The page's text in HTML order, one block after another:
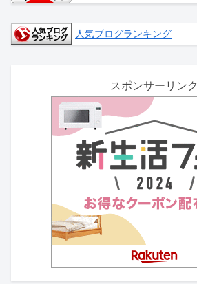
人気ブログランキング
スポンサーリンク